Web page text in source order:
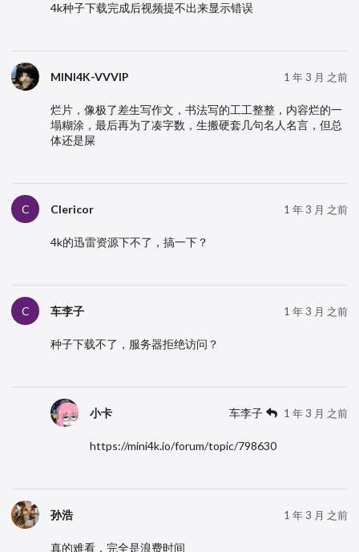
4k种子下载完成后视频提不出来显示错误
MINI4K-VVVIP 1 年 3 月 之前
烂片，像极了差生写作文，书法写的工工整整，内容烂的一
塌糊涂，最后再为了凑字数，生搬硬套几句名人名言，但总
体还是屎
C Clericor 1 年 3 月 之前
4k的迅雷资源下不了，搞一下？
C 车李子 1 年 3 月 之前
种子下载不了，服务器拒绝访问？
小卡 车李子 1 年 3 月 之前
https://mini4k.io/forum/topic/798630
孙浩 1 年 3 月 之前
真的难看，完全是浪费时间